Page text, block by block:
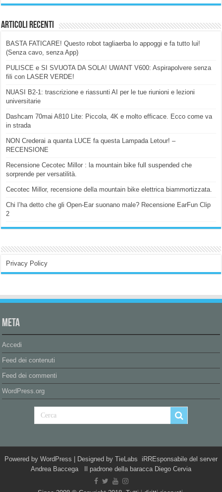
Articoli Recenti
BASTA FATICARE! Questo robot tagliaerba lo appoggi e fa tutto lui!
(Senza cavo, senza App)
PULISCE e SI SVUOTA DA SOLA! UWANT V600: Aspirapolvere senza
fili con LASER VERDE!
NUASI B2-1: trascrizione e riassunti AI per le tue riunioni e lezioni
universitarie
Dashcam 70mai A810 Lite: Piccola, 4K e molto efficace. Ecco come va
in strada
NON Crederai a quanta LUCE fa questa Lampada Letour! –
RECENSIONE
Recensione Cecotec Millor : la mountain bike full suspended che
sorprende per versatilità.
Cecotec Millor, recensione della mountain bike elettrica biammortizzata.
Chi l’ha detto che gli Open-Ear suonano male? Recensione EarFun Clip
2
Privacy Policy
Meta
Accedi
Feed dei contenuti
Feed dei commenti
WordPress.org
Powered by WordPress | Designed by TieLabs iRREsponsabile del server
Andrea Baccega Il padrone della baracca Diego Cervia